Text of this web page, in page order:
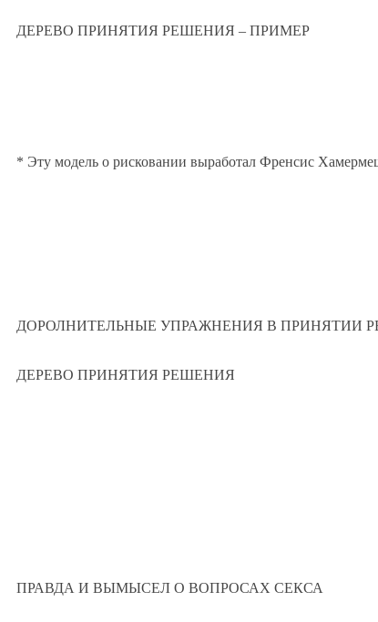
ПРИНЯТИЯ РЕШЕНИЯ – ПРИМЕР
модель о рисковании выработал Френсис
УПРАЖНЕНИЯ В ПРИНЯТИИ
ПРИНЯТИЯ РЕШЕНИЯ
И ВЫМЫСЕЛ О ВОПРОСАХ СЕКСА